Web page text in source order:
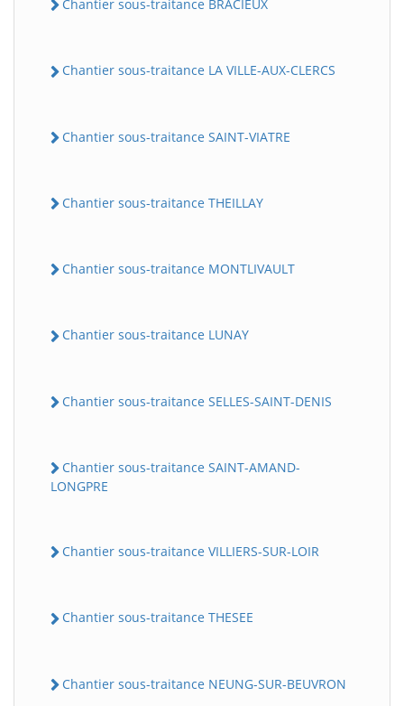
Chantier sous-traitance BRACIEUX
Chantier sous-traitance LA VILLE-AUX-CLERCS
Chantier sous-traitance SAINT-VIATRE
Chantier sous-traitance THEILLAY
Chantier sous-traitance MONTLIVAULT
Chantier sous-traitance LUNAY
Chantier sous-traitance SELLES-SAINT-DENIS
Chantier sous-traitance SAINT-AMAND-
LONGPRE
Chantier sous-traitance VILLIERS-SUR-LOIR
Chantier sous-traitance THESEE
Chantier sous-traitance NEUNG-SUR-BEUVRON